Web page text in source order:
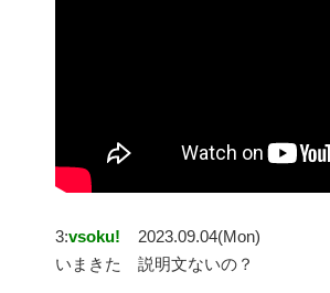
3:vsoku!
2023.09.04(Mon)
いまきた 説明文ないの？